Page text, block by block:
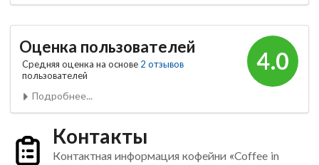
4.0
Оценка пользователей
Средняя оценка на основе 2 отзывов
пользователей
Подробнее...
Контакты
Контактная информация кофейни «Coffee in